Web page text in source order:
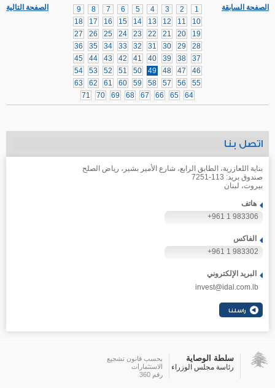
الصفحة التالية 1
2
3
4
5
6
7
8
9
10
11
12
13
14
15
16
17
18
19
20
21
22
23
24
25
26
27
28
29
30
31
32
33
34
35
36
37
38
39
40
41
42
43
44
45
46
47
48
49
50
51
52
53
54
55
56
57
58
59
60
61
62
63
64
65
66
67
68
69
70
71
الصفحة السابقة
اتصل بنا
بناية اللعازرية، الطابق الرابع، شارع الأمير بشير، رياض الصلح
صندوق بريد: 113-7251
بيروت، لبنان
هاتف
+961 1 983306
الفاكس
+961 1 983302
البريد الإلكتروني
invest@idal.com.lb
سلطة الوصاية
رئاسة مجلس الوزراء
بحسب قانون تشجيع
الاستثمارات
رقم 360